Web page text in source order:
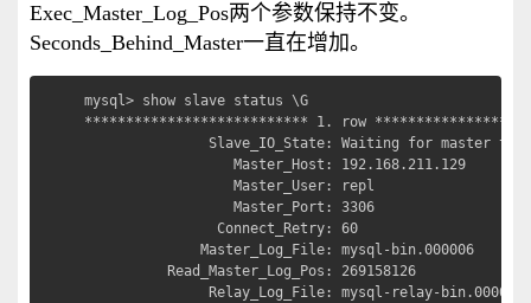
Exec_Master_Log_Pos两个参数保持不变。
Seconds_Behind_Master一直在增加。
mysql> show slave status \G
*************************** 1. row
Slave_IO_State: Waiting for master to
Master_Host: 192.168.211.129
Master_User: repl
Master_Port: 3306
Connect_Retry: 60
Master_Log_File: mysql-bin.000006
Read_Master_Log_Pos: 269158126
Relay_Log_File: mysql-relay-bin.000007